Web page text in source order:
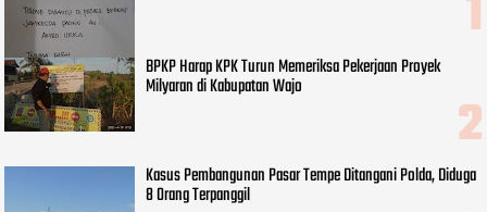
BPKP Harap KPK Turun Memeriksa Pekerjaan Proyek
Milyaran di Kabupatan Wajo
Kasus Pembangunan Pasar Tempe Ditangani Polda, Diduga
8 Orang Terpanggil